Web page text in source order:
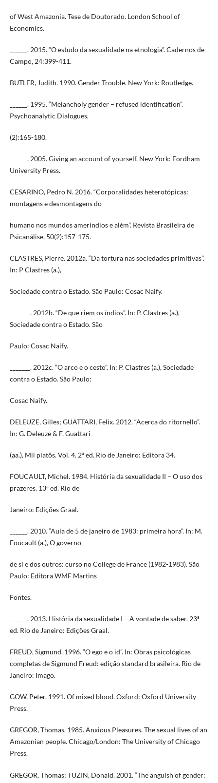
of West Amazonia. Tese de Doutorado. London School of
Economics.
______. 2015. “O estudo da sexualidade na etnologia”. Cadernos de
Campo, 24:399-411.
BUTLER, Judith. 1990. Gender Trouble. New York: Routledge.
______. 1995. “Melancholy gender – refused identification”.
Psychoanalytic Dialogues,
(2):165-180.
______. 2005. Giving an account of yourself. New York: Fordham
University Press.
CESARINO, Pedro N. 2016. “Corporalidades heterotópicas:
montagens e desmontagens do
humano nos mundos ameríndios e além”. Revista Brasileira de
Psicanálise, 50(2):157-175.
CLASTRES, Pierre. 2012a. “Da tortura nas sociedades primitivas”.
In: P Clastres (a.),
Sociedade contra o Estado. São Paulo: Cosac Naify.
_______. 2012b. “De que riem os índios”. In: P. Clastres (a.),
Sociedade contra o Estado. São
Paulo: Cosac Naify.
_______. 2012c. “O arco e o cesto”. In: P. Clastres (a.), Sociedade
contra o Estado. São Paulo:
Cosac Naify.
DELEUZE, Gilles; GUATTARI, Felix. 2012. “Acerca do ritornello”.
In: G. Deleuze & F. Guattari
(aa.), Mil platôs. Vol. 4. 2ª ed. Rio de Janeiro: Editora 34.
FOUCAULT, Michel. 1984. História da sexualidade II – O uso dos
prazeres. 13ª ed. Rio de
Janeiro: Edições Graal.
______. 2010. “Aula de 5 de janeiro de 1983: primeira hora”. In: M.
Foucault (a.), O governo
de si e dos outros: curso no College de France (1982-1983). São
Paulo: Editora WMF Martins
Fontes.
______. 2013. História da sexualidade I – A vontade de saber. 23ª
ed. Rio de Janeiro: Edições Graal.
FREUD, Sigmund. 1996. “O ego e o id”. In: Obras psicológicas
completas de Sigmund Freud: edição standard brasileira. Rio de
Janeiro: Imago.
GOW, Peter. 1991. Of mixed blood. Oxford: Oxford University
Press.
GREGOR, Thomas. 1985. Anxious Pleasures. The sexual lives of an
Amazonian people. Chicago/London: The University of Chicago
Press.
GREGOR, Thomas; TUZIN, Donald. 2001. “The anguish of gender: